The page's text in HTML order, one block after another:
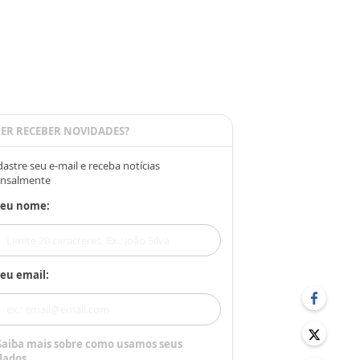
RECEBER NOVIDADES?
seu e-mail e receba notícias
nome:
email:
mais sobre como usamos seus